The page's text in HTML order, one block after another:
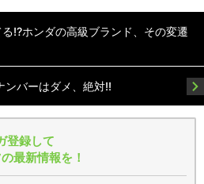
る!?ホンダの高級ブランド、その変遷
ンバーはダメ、絶対!!
登録して
最新情報を！